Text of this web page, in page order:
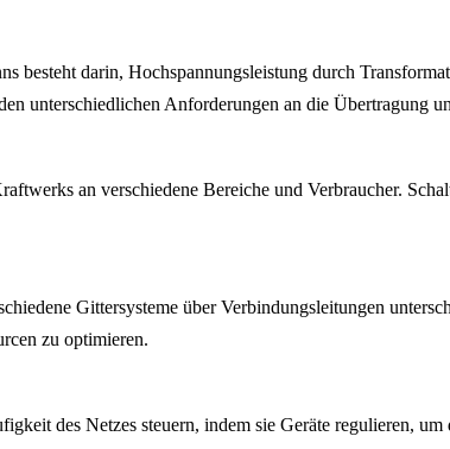
besteht darin, Hochspannungsleistung durch
unterschiedlichen Anforderungen an die Übertragung
an verschiedene Bereiche und Verbraucher.
Gittersysteme über Verbindungsleitungen
zu optimieren.
des Netzes steuern, indem sie Geräte regulieren,